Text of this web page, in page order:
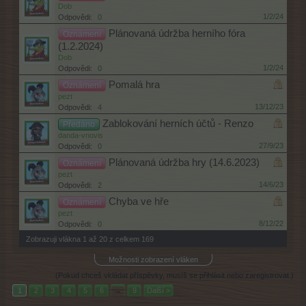
Dob
Odpovědi:
0 1/2/24
Oznámení
Plánovaná údržba herního fóra
(1.2.2024)
Dob
Odpovědi:
0 1/2/24
Oznámení Pomalá hra
pezt
Odpovědi:
4 13/12/23
Předáno Zablokování herních účtů - Renzo
danda-vnovis
Odpovědi:
0 27/9/23
Oznámení Plánovaná údržba hry (14.6.2023)
pezt
Odpovědi:
2 14/6/23
Oznámení Chyba ve hře
pezt
Odpovědi:
0
8/12/22
Zobrazuji vlákna 1 až 20 z celkem 169
Možnosti zobrazení vláken
(Pokud chceš vkládat příspěvky, musíš se přihlásit nebo zaregistrovat.)
1
2 3 4 5 6 → 9 Další >